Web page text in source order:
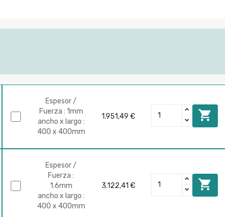
Espesor /
Fuerza : 1mm
ancho x largo :
400 x 400mm
1.951,49 € 
Espesor /
Fuerza :
1.6mm
ancho x largo :
400 x 400mm
3.122,41 € 